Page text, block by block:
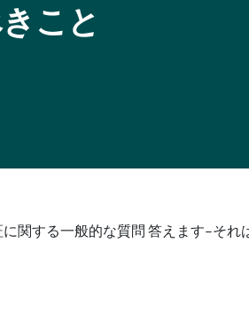
こと
関する一般的な質問 答えます–そ